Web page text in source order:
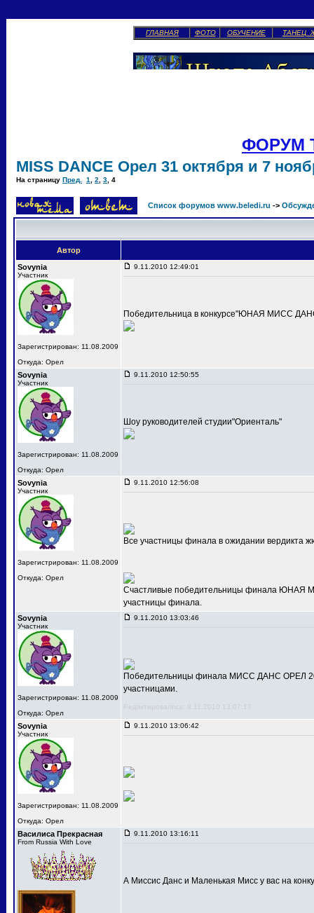
ГЛАВНАЯ ФОТО ОБУЧЕНИЕ ТАНЕЦ
ФОРУМ
MISS DANCE Орел 31 октября и 7
На страницу Пред. 1 2 3 4
Список форумов www.beledi.ru ->
Автор
Sovynia
Участник
Зарегистрирован: 11.08.2009
Откуда: Орел
9.11.2010 12:49:01
Победительница в конкурсе"ЮНАЯ МИСС
Sovynia
Участник
Зарегистрирован: 11.08.2009
Откуда: Орел
9.11.2010 12:50:55
Шоу руководителей студии"Ориенталь"
Sovynia
Участник
Зарегистрирован: 11.08.2009
Откуда: Орел
9.11.2010 12:56:08
Все участницы финала в ожидании вердикта
Счастливые победительницы финала ЮНАЯ
участницы финала.
Sovynia
Участник
Зарегистрирован: 11.08.2009
Откуда: Орел
9.11.2010 13:03:46
Победительницы финала МИСС ДАНС ОРЕЛ
участницами.
Редактировалось: 9.11.2010 13:07:17
Sovynia
Участник
Зарегистрирован: 11.08.2009
Откуда: Орел
9.11.2010 13:06:42
Василиса Прекрасная
From Russia With Love
9.11.2010 13:16:11
А Миссис Данс и Маленькая Мисс у вас на